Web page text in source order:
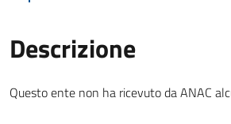
Descrizione
Questo ente non ha ricevuto da ANAC